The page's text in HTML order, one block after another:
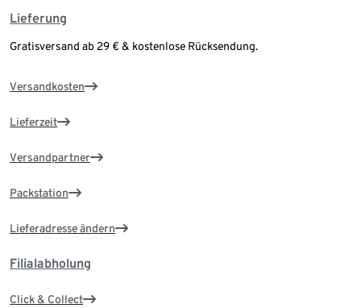
Lieferung
Gratisversand ab 29 € & kostenlose Rücksendung.
Versandkosten
Lieferzeit
Versandpartner
Packstation
Lieferadresse ändern
Filialabholung
Click & Collect